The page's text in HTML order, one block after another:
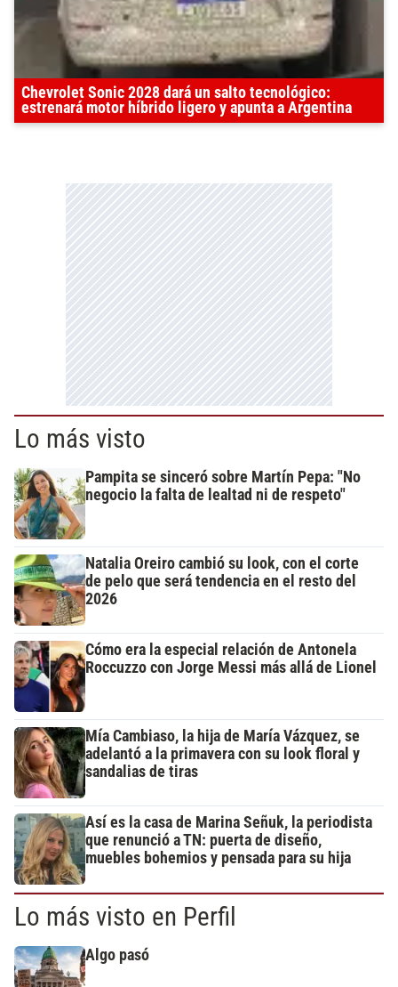
Chevrolet Sonic 2028 dará un salto tecnológico:
estrenará motor híbrido ligero y apunta a Argentina
Lo más visto
Pampita se sinceró sobre Martín Pepa: "No
negocio la falta de lealtad ni de respeto"
Natalia Oreiro cambió su look, con el corte
de pelo que será tendencia en el resto del
2026
Cómo era la especial relación de Antonela
Roccuzzo con Jorge Messi más allá de Lionel
Mía Cambiaso, la hija de María Vázquez, se
adelantó a la primavera con su look floral y
sandalias de tiras
Así es la casa de Marina Señuk, la periodista
que renunció a TN: puerta de diseño,
muebles bohemios y pensada para su hija
Lo más visto en Perfil
Algo pasó